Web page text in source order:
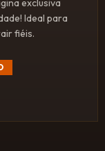
exclusiva
Ideal para
fiéis.